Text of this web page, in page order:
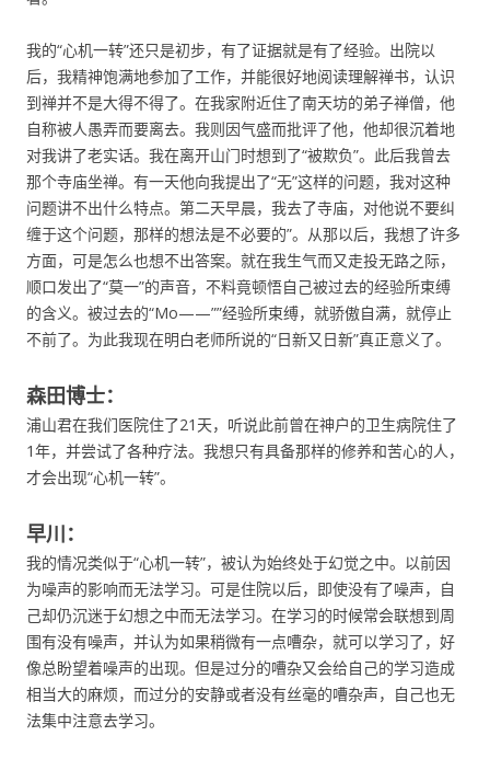
我的“心机一转”还只是初步，有了证据就是有了经验。出院以
后，我精神饱满地参加了工作，并能很好地阅读理解禅书，认识
到禅并不是大得不得了。在我家附近住了南天坊的弟子禅僧，他
自称被人愚弄而要离去。我则因气盛而批评了他，他却很沉着地
对我讲了老实话。我在离开山门时想到了“被欺负”。此后我曾去
那个寺庙坐禅。有一天他向我提出了“无”这样的问题，我对这种
问题讲不出什么特点。第二天早晨，我去了寺庙，对他说不要纠
缠于这个问题，那样的想法是不必要的”。从那以后，我想了许多
方面，可是怎么也想不出答案。就在我生气而又走投无路之际，
顺口发出了“莫一”的声音，不料竟顿悟自己被过去的经验所束缚
的含义。被过去的“Mo——””经验所束缚，就骄傲自满，就停止
不前了。为此我现在明白老师所说的“日新又日新”真正意义了。
森田博士：
浦山君在我们医院住了21天，听说此前曾在神户的卫生病院住了
1年，并尝试了各种疗法。我想只有具备那样的修养和苦心的人，
才会出现“心机一转”。
早川：
我的情况类似于“心机一转”，被认为始终处于幻觉之中。以前因
为噪声的影响而无法学习。可是住院以后，即使没有了噪声，自
己却仍沉迷于幻想之中而无法学习。在学习的时候常会联想到周
围有没有噪声，并认为如果稍微有一点嘈杂，就可以学习了，好
像总盼望着噪声的出现。但是过分的嘈杂又会给自己的学习造成
相当大的麻烦，而过分的安静或者没有丝毫的嘈杂声，自己也无
法集中注意去学习。